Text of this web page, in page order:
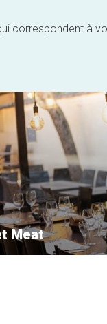
correspondent à
Meat